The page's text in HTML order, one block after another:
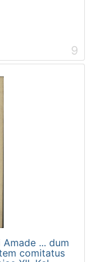
9
... dum
comitatus